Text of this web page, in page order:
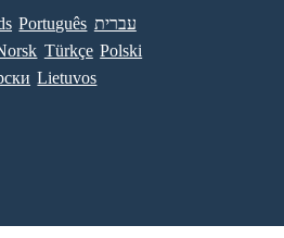
Português עברית
Türkçe Polski
Lietuvos